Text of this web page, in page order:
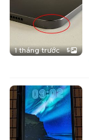
1 tháng trước 5